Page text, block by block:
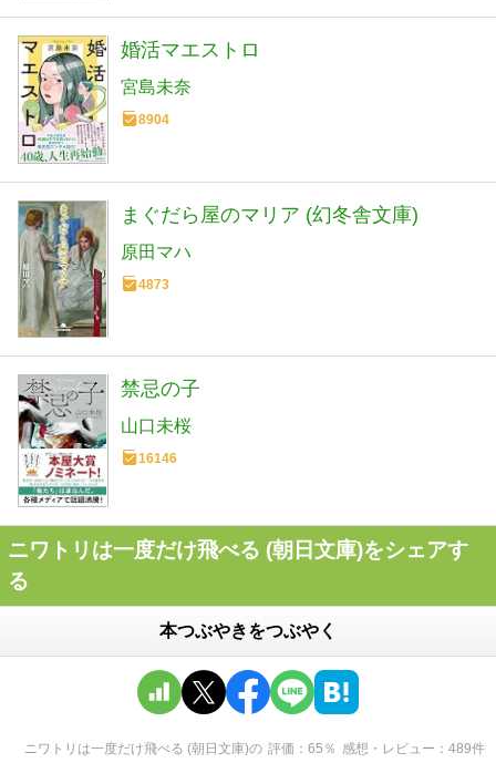
婚活マエストロ
宮島未奈
8904
まぐだら屋のマリア (幻冬舎文庫)
原田マハ
4873
禁忌の子
山口未桜
16146
ニワトリは一度だけ飛べる (朝日文庫)をシェアす
る
本つぶやきをつぶやく
ニワトリは一度だけ飛べる (朝日文庫)の 評価 65 ％ 感想・レビュー 489件